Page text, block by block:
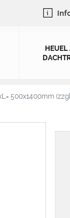
HEUEL
500x1400mm